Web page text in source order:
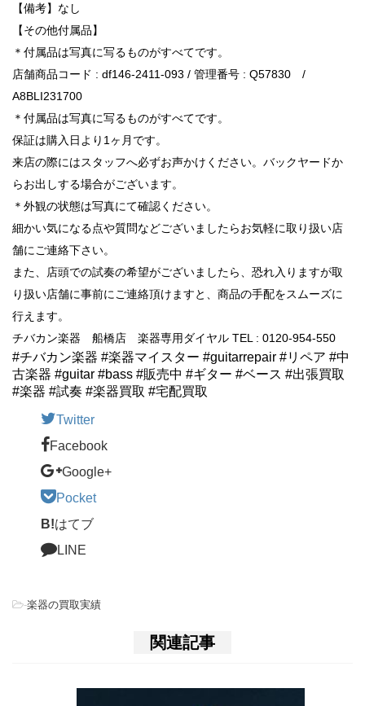
【備考】なし
【その他付属品】
＊付属品は写真に写るものがすべてです。
店舗商品コード : df146-2411-093 / 管理番号 : Q57830 /
A8BLI231700
＊付属品は写真に写るものがすべてです。
保証は購入日より1ヶ月です。
来店の際にはスタッフへ必ずお声かけください。バックヤードか
らお出しする場合がございます。
＊外観の状態は写真にて確認ください。
細かい気になる点や質問などございましたらお気軽に取り扱い店
舗にご連絡下さい。
また、店頭での試奏の希望がございましたら、恐れ入りますが取
り扱い店舗に事前にご連絡頂けますと、商品の手配をスムーズに
行えます。
チバカン楽器 船橋店 楽器専用ダイヤル TEL : 0120-954-550
#チバカン楽器 #楽器マイスター #guitarrepair #リペア #中
古楽器 #guitar #bass #販売中 #ギター #ベース #出張買取
#楽器 #試奏 #楽器買取 #宅配買取
Twitter
Facebook
Google+
Pocket
B!はてブ
LINE
-楽器の買取実績
関連記事